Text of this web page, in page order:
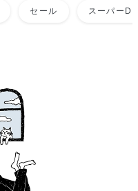
セール スーパー